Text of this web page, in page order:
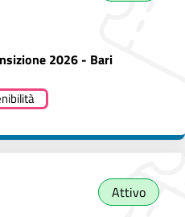
2026 - Bari
Attivo